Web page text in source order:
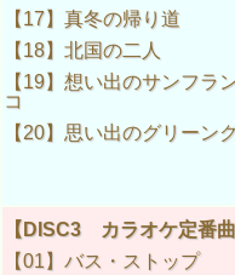
【17】真冬の帰り道
【18】北国の二人
【19】想い出のサンフラ
コ
【20】思い出のグリーン
【DISC3 カラオケ定番曲
【01】バス・ストップ